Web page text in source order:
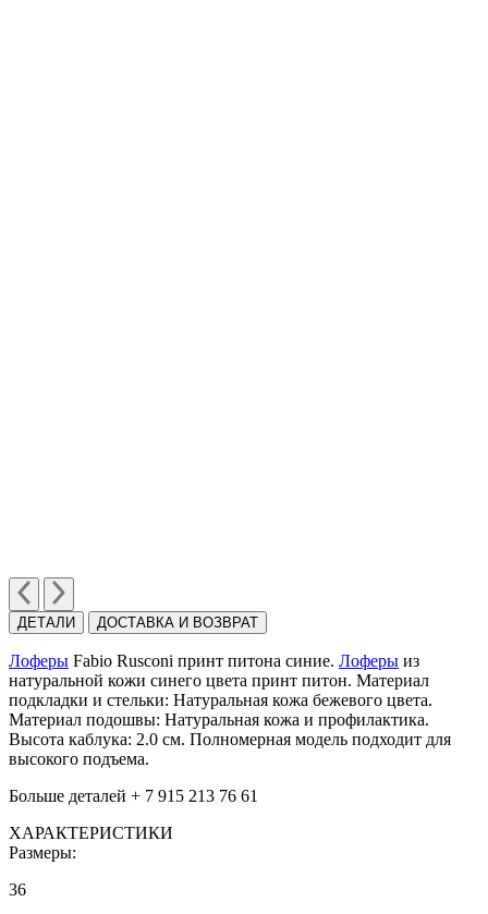
ДЕТАЛИ ДОСТАВКА И ВОЗВРАТ
Лоферы Fabio Rusconi принт питона синие. Лоферы из
натуральной кожи синего цвета принт питон. Материал
подкладки и стельки: Натуральная кожа бежевого цвета.
Материал подошвы: Натуральная кожа и профилактика.
Высота каблука: 2.0 см. Полномерная модель подходит для
высокого подъема.
Больше деталей + 7 915 213 76 61
ХАРАКТЕРИСТИКИ
Размеры:
36